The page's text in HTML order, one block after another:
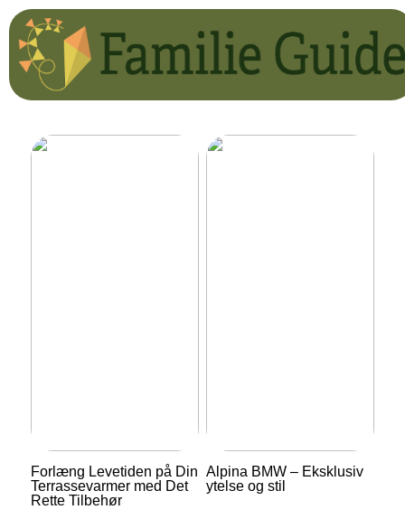
Forlæng Levetiden på Din
Terrassevarmer med Det
Rette Tilbehør
Alpina BMW – Eksklusiv
ytelse og stil